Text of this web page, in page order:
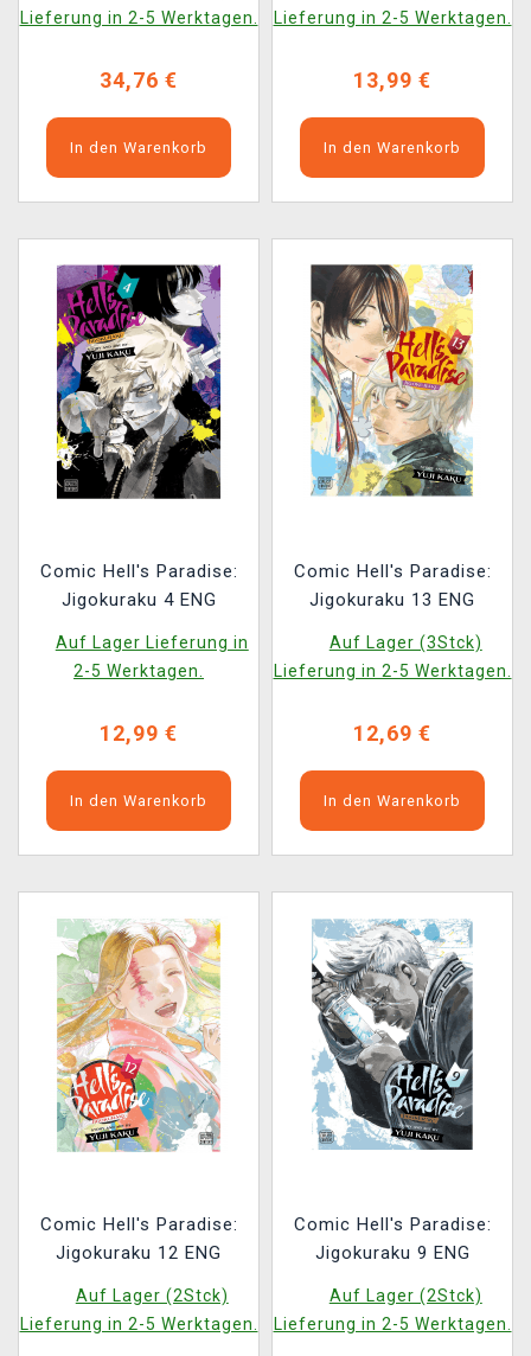
Lieferung in 2-5 Werktagen.
34,76 €
In den Warenkorb
Lieferung in 2-5 Werktagen.
13,99 €
In den Warenkorb
Comic Hell's Paradise:
Jigokuraku 4 ENG
Auf Lager Lieferung in
2-5 Werktagen.
12,99 €
In den Warenkorb
Comic Hell's Paradise:
Jigokuraku 13 ENG
Auf Lager (3Stck)
Lieferung in 2-5 Werktagen.
12,69 €
In den Warenkorb
Comic Hell's Paradise:
Jigokuraku 12 ENG
Auf Lager (2Stck)
Lieferung in 2-5 Werktagen.
Comic Hell's Paradise:
Jigokuraku 9 ENG
Auf Lager (2Stck)
Lieferung in 2-5 Werktagen.